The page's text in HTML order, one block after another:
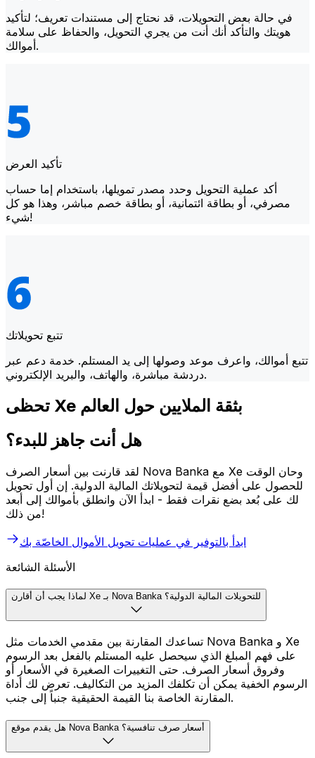
في حالة بعض التحويلات، قد نحتاج إلى مستندات تعريف؛ لتأكيد
هويتك والتأكد أنك أنت من يجري التحويل، والحفاظ على سلامة
أموالك.
تأكيد العرض
أكد عملية التحويل وحدد مصدر تمويلها، باستخدام إما حساب
مصرفي، أو بطاقة ائتمانية، أو بطاقة خصم مباشر، وهذا هو كل
شيء!
تتبع تحويلاتك
تتبع أموالك، واعرف موعد وصولها إلى يد المستلم. خدمة دعم عبر
دردشة مباشرة، والهاتف، والبريد الإلكتروني.
تحظى Xe بثقة الملايين حول العالم
هل أنت جاهز للبدء؟
لقد قارنت بين أسعار الصرف Nova Banka مع Xe وحان الوقت
للحصول على أفضل قيمة لتحويلاتك المالية الدولية. إن أول تحويل
لك على بُعد بضع نقرات فقط - ابدأ الآن وانطلق بأموالك إلى أبعد
من ذلك!
ابدأ بالتوفير في عمليات تحويل الأموال الخاصّة بك
الأسئلة الشائعة
لماذا يجب أن أقارن Xe بـ Nova Banka للتحويلات المالية الدولية؟
تساعدك المقارنة بين مقدمي الخدمات مثل Nova Banka و Xe
على فهم المبلغ الذي سيحصل عليه المستلم بالفعل بعد الرسوم
وفروق أسعار الصرف. حتى التغييرات الصغيرة في الأسعار أو
الرسوم الخفية يمكن أن تكلفك المزيد من التكاليف. تعرض لك أداة
المقارنة الخاصة بنا القيمة الحقيقية جنباً إلى جنب.
هل يقدم موقع Nova Banka أسعار صرف تنافسية؟